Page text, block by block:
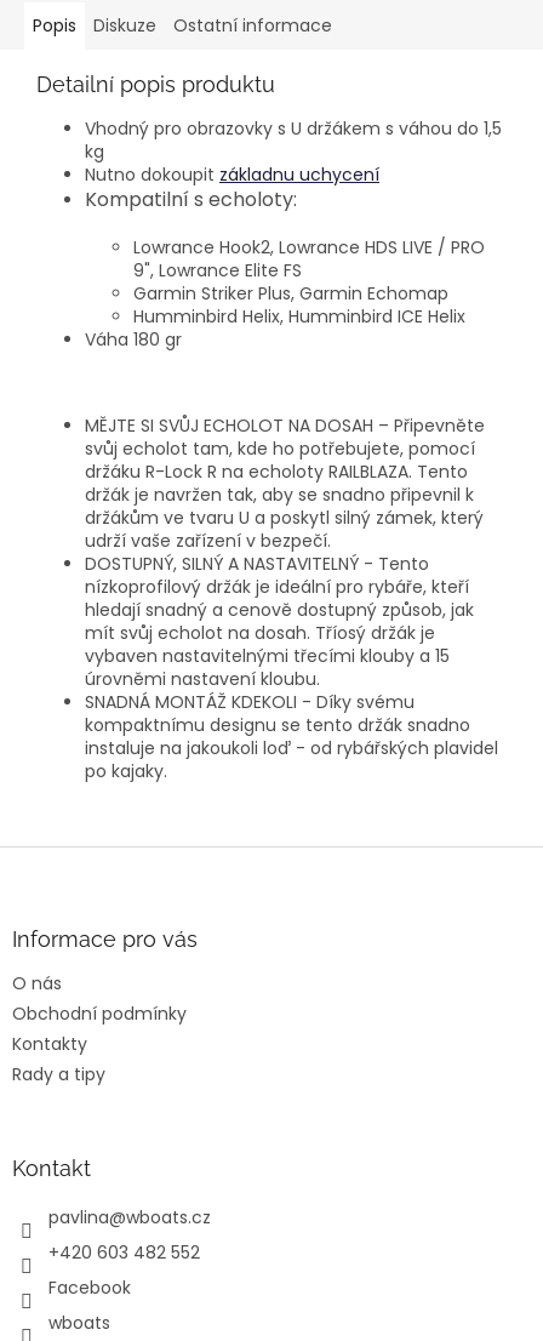
Popis Diskuze Ostatní informace
Detailní popis produktu
Vhodný pro obrazovky s U držákem s váhou do 1,5
kg
Nutno dokoupit základnu uchycení
Kompatilní s echoloty:
Lowrance Hook2, Lowrance HDS LIVE / PRO
9", Lowrance Elite FS
Garmin Striker Plus, Garmin Echomap
Humminbird Helix, Humminbird ICE Helix
Váha 180 gr
MĚJTE SI SVŮJ ECHOLOT NA DOSAH – Připevněte
svůj echolot tam, kde ho potřebujete, pomocí
držáku R-Lock R na echoloty RAILBLAZA. Tento
držák je navržen tak, aby se snadno připevnil k
držákům ve tvaru U a poskytl silný zámek, který
udrží vaše zařízení v bezpečí.
DOSTUPNÝ, SILNÝ A NASTAVITELNÝ - Tento
nízkoprofilový držák je ideální pro rybáře, kteří
hledají snadný a cenově dostupný způsob, jak
mít svůj echolot na dosah. Tříosý držák je
vybaven nastavitelnými třecími klouby a 15
úrovněmi nastavení kloubu.
SNADNÁ MONTÁŽ KDEKOLI - Díky svému
kompaktnímu designu se tento držák snadno
instaluje na jakoukoli loď - od rybářských plavidel
po kajaky.
Informace pro vás
O nás
Obchodní podmínky
Kontakty
Rady a tipy
Kontakt
pavlina@wboats.cz
+420 603 482 552
Facebook
wboats